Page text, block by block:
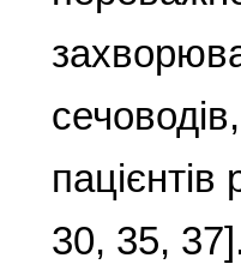
30, 35,